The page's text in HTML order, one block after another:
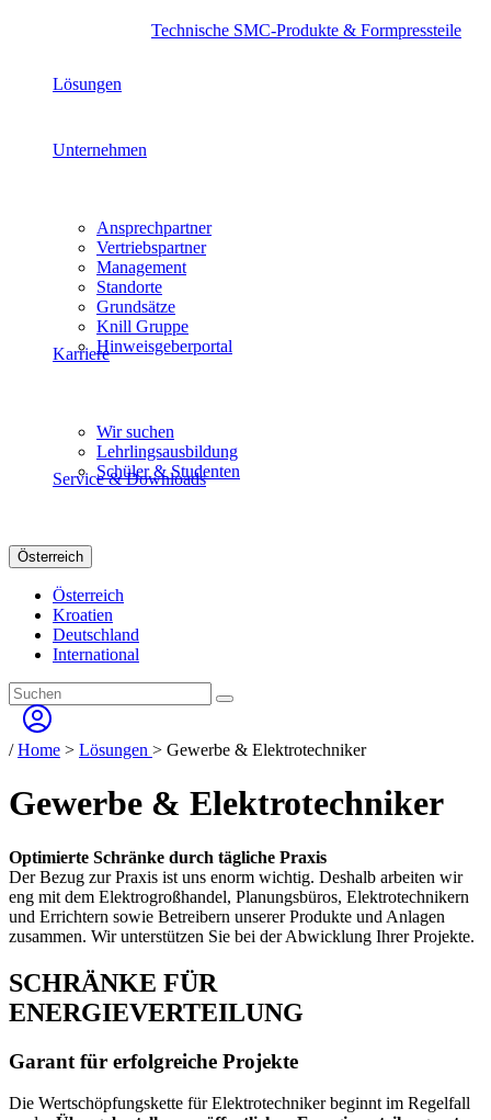
Technische SMC-Produkte & Formpressteile
Lösungen
Unternehmen
Ansprechpartner
Vertriebspartner
Management
Standorte
Grundsätze
Knill Gruppe
Hinweisgeberportal
Karriere
Wir suchen
Lehrlingsausbildung
Schüler & Studenten
Service & Downloads
Österreich
Österreich
Kroatien
Deutschland
International
/Home > Lösungen > Gewerbe & Elektrotechniker
Gewerbe & Elektrotechniker
Optimierte Schränke durch tägliche Praxis
Der Bezug zur Praxis ist uns enorm wichtig. Deshalb arbeiten wir
eng mit dem Elektrogroßhandel, Planungsbüros, Elektrotechnikern
und Errichtern sowie Betreibern unserer Produkte und Anlagen
zusammen. Wir unterstützen Sie bei der Abwicklung Ihrer Projekte.
SCHRÄNKE FÜR
ENERGIEVERTEILUNG
Garant für erfolgreiche Projekte
Die Wertschöpfungskette für Elektrotechniker beginnt im Regelfall